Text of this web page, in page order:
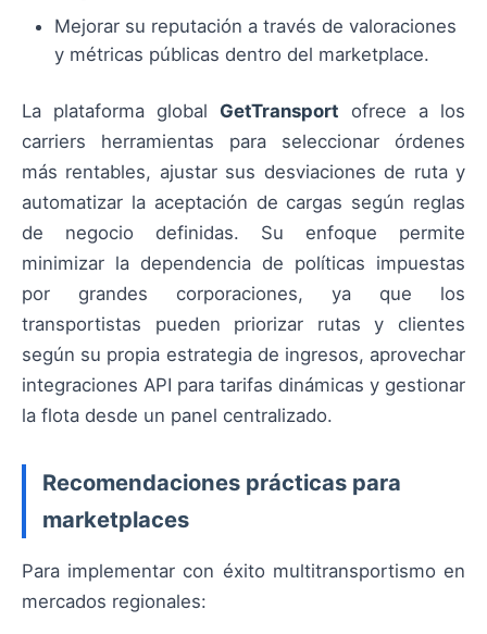
Mejorar su reputación a través de valoraciones
y métricas públicas dentro del marketplace.
La plataforma global GetTransport ofrece a los
carriers herramientas para seleccionar órdenes
más rentables, ajustar sus desviaciones de ruta y
automatizar la aceptación de cargas según reglas
de negocio definidas. Su enfoque permite
minimizar la dependencia de políticas impuestas
por grandes corporaciones, ya que los
transportistas pueden priorizar rutas y clientes
según su propia estrategia de ingresos, aprovechar
integraciones API para tarifas dinámicas y gestionar
la flota desde un panel centralizado.
Recomendaciones prácticas para
marketplaces
Para implementar con éxito multitransportismo en
mercados regionales: